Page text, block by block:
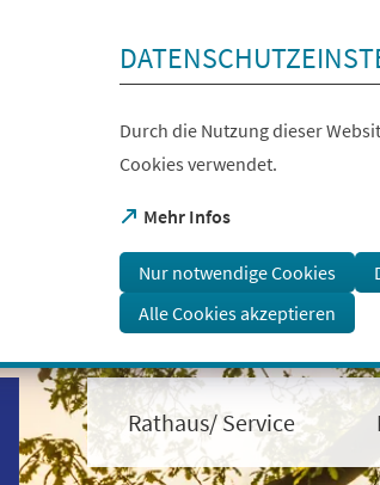
Durch die Nutzung dieser
Cookies verwendet.
Mehr Infos
(Öffnet
einem
neuen
Tab)
Nur notwendige Cookies
Alle Cookies akzeptieren
Rathaus/ Service